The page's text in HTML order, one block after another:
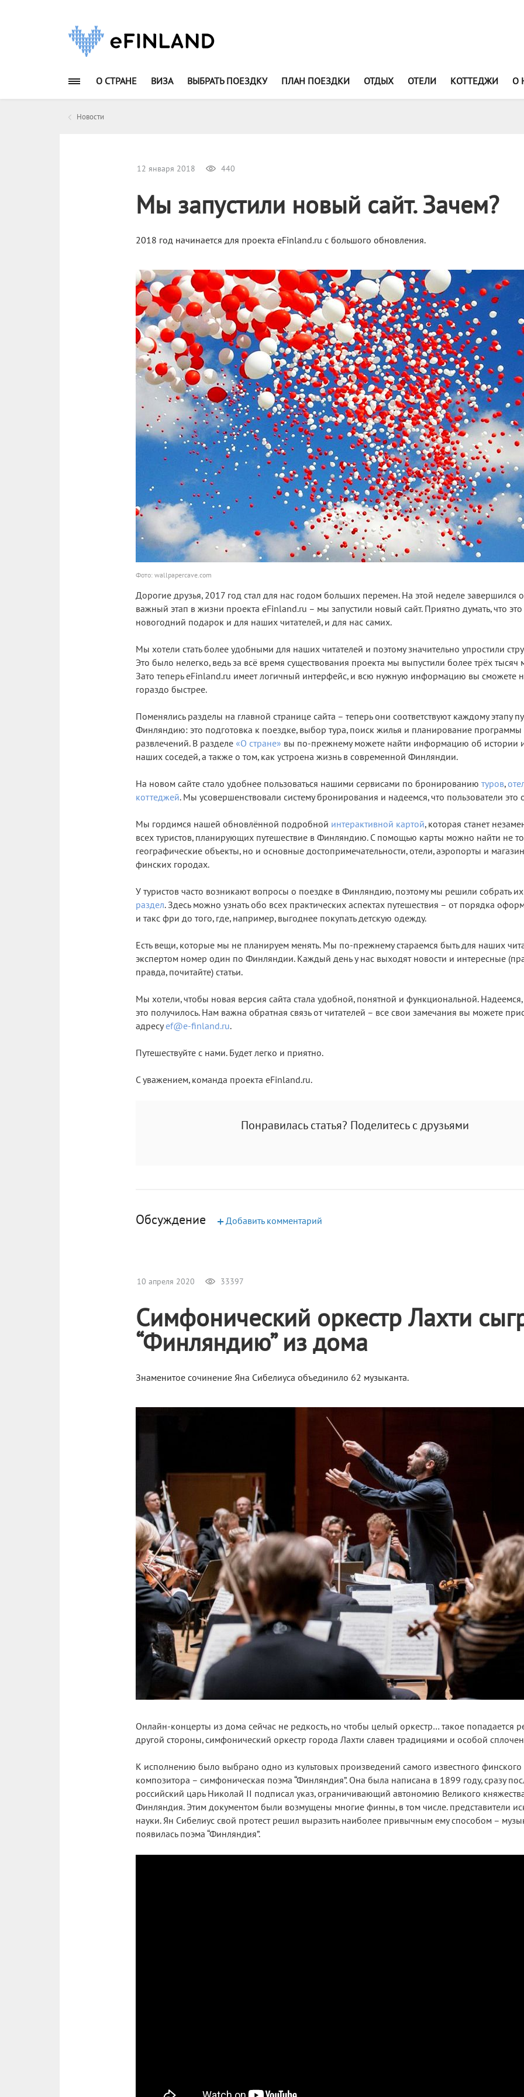
О СТРАНЕ ВИЗА ВЫБРАТЬ ПОЕЗДКУ ПЛАН ПОЕЗДКИ ОТДЫХ ОТЕЛИ КОТТЕДЖИ О
Новости
12 января 2018 440
Мы запустили новый сайт. Зачем?
2018 год начинается для проекта eFinland.ru с большого обновления.
Фото: wallpapercave.com
Дорогие друзья, 2017 год стал для нас годом больших перемен. На этой неделе завершился
важный этап в жизни проекта eFinland.ru – мы запустили новый сайт. Приятно думать, что это
новогодний подарок и для наших читателей, и для нас самих.
Мы хотели стать более удобными для наших читателей и поэтому значительно упростили
Это было нелегко, ведь за всё время существования проекта мы выпустили более трёх тысяч
Зато теперь eFinland.ru имеет логичный интерфейс, и всю нужную информацию вы сможете
гораздо быстрее.
Поменялись разделы на главной странице сайта – теперь они соответствуют каждому этапу
Финляндию: это подготовка к поездке, выбор тура, поиск жилья и планирование программы
развлечений. В разделе «О стране» вы по-прежнему можете найти информацию об истории и
наших соседей, а также о том, как устроена жизнь в современной Финляндии.
На новом сайте стало удобнее пользоваться нашими сервисами по бронированию туров,
коттеджей. Мы усовершенствовали систему бронирования и надеемся, что пользователи это
Мы гордимся нашей обновлённой подробной интерактивной картой, которая станет
всех туристов, планирующих путешествие в Финляндию. С помощью карты можно найти не
географические объекты, но и основные достопримечательности, отели, аэропорты и
финских городах.
У туристов часто возникают вопросы о поездке в Финляндию, поэтому мы решили собрать
раздел. Здесь можно узнать обо всех практических аспектах путешествия – от порядка
и такс фри до того, где, например, выгоднее покупать детскую одежду.
Есть вещи, которые мы не планируем менять. Мы по-прежнему стараемся быть для наших
экспертом номер один по Финляндии. Каждый день у нас выходят новости и интересные
правда, почитайте) статьи.
Мы хотели, чтобы новая версия сайта стала удобной, понятной и функциональной. Надеемся,
это получилось. Нам важна обратная связь от читателей – все свои замечания вы можете
адресуef@e-finland.ru.
Путешествуйте с нами. Будет легко и приятно.
С уважением, команда проекта eFinland.ru.
Понравилась статья? Поделитесь с друзьями
Обсуждение +Добавить комментарий
10 апреля 2020 33397
Симфонический оркестр Лахти
“Финляндию” из дома
Знаменитое сочинение Яна Сибелиуса объединило 62 музыканта.
Онлайн-концерты из дома сейчас не редкость, но чтобы целый оркестр… такое попадается
другой стороны, симфонический оркестр города Лахти славен традициями и особой
К исполнению было выбрано одно из культовых произведений самого известного финского
композитора – симфоническая поэма “Финляндия”. Она была написана в 1899 году, сразу
российский царь Николай II подписал указ, ограничивающий автономию Великого
Финляндия. Этим документом были возмущены многие финны, в том числе. представители
науки. Ян Сибелиус свой протест решил выразить наиболее привычным ему способом –
появилась поэма “Финляндия”.